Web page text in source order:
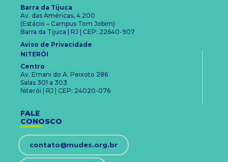
Barra da Tijuca
Av. das Américas, 4.200
(Estácio – Campus Tom Jobim)
Barra da Tijuca | RJ | CEP: 22640-907
Aviso de Privacidade
NITERÓI
Centro
Av. Ernani do A. Peixoto 286
Salas 301 a 303
Niterói | RJ | CEP: 24020-076
FALE
CONOSCO
contato@mudes.org.br